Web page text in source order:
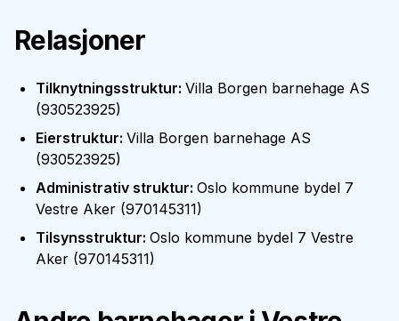
Relasjoner
Tilknytningsstruktur: Villa Borgen barnehage AS
(930523925)
Eierstruktur: Villa Borgen barnehage AS
(930523925)
Administrativ struktur: Oslo kommune bydel 7
Vestre Aker (970145311)
Tilsynsstruktur: Oslo kommune bydel 7 Vestre
Aker (970145311)